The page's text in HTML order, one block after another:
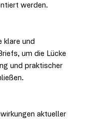
werden.
klare und
um die Lücke
und praktischer
aktueller